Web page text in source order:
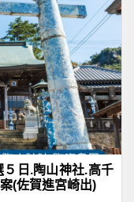
５日.陶山神社.高千
(佐賀進宮崎出)